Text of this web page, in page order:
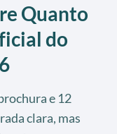
Quanto
do
e 12
clara, mas